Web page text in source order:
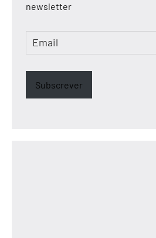
newsletter
Email
Subscrever